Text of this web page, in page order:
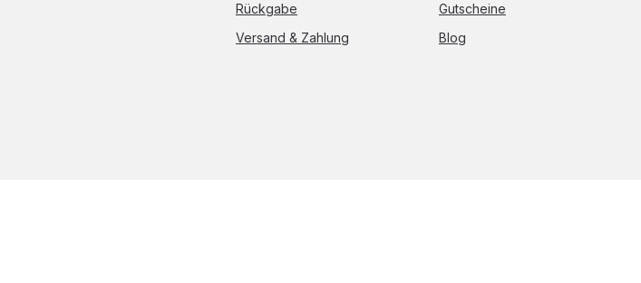
Rückgabe
Versand & Zahlung
Gutscheine
Blog